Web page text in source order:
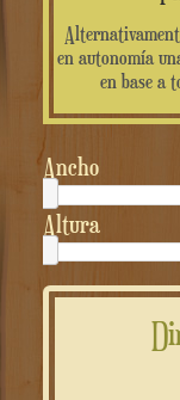
en autonomía
en base a
Ancho
Altura